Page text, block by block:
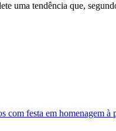
uma tendência que,